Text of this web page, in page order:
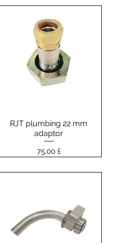
Vista rapida
RJT plumbing 22 mm
adaptor
Prezzo
75,00 £